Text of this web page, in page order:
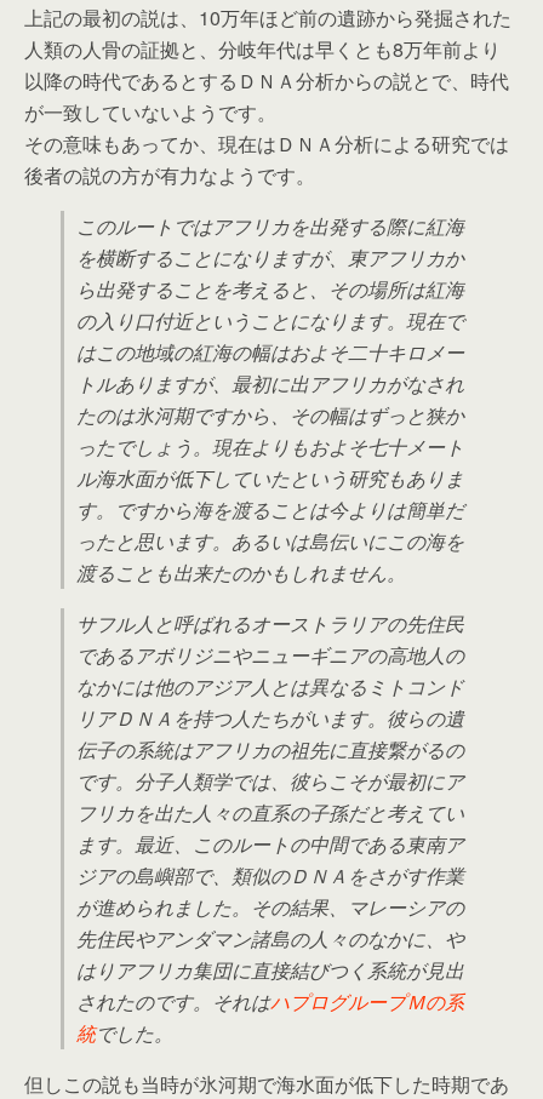
上記の最初の説は、10万年ほど前の遺跡から発掘された
人類の人骨の証拠と、分岐年代は早くとも8万年前より
以降の時代であるとするＤＮＡ分析からの説とで、時代
が一致していないようです。
その意味もあってか、現在はＤＮＡ分析による研究では
後者の説の方が有力なようです。
このルートではアフリカを出発する際に紅海
を横断することになりますが、東アフリカか
ら出発することを考えると、その場所は紅海
の入り口付近ということになります。現在で
はこの地域の紅海の幅はおよそ二十キロメー
トルありますが、最初に出アフリカがなされ
たのは氷河期ですから、その幅はずっと狭か
ったでしょう。現在よりもおよそ七十メート
ル海水面が低下していたという研究もありま
す。ですから海を渡ることは今よりは簡単だ
ったと思います。あるいは島伝いにこの海を
渡ることも出来たのかもしれません。
サフル人と呼ばれるオーストラリアの先住民
であるアボリジニやニューギニアの高地人の
なかには他のアジア人とは異なるミトコンド
リアＤＮＡを持つ人たちがいます。彼らの遺
伝子の系統はアフリカの祖先に直接繋がるの
です。分子人類学では、彼らこそが最初にア
フリカを出た人々の直系の子孫だと考えてい
ます。最近、このルートの中間である東南ア
ジアの島嶼部で、類似のＤＮＡをさがす作業
が進められました。その結果、マレーシアの
先住民やアンダマン諸島の人々のなかに、や
はりアフリカ集団に直接結びつく系統が見出
されたのです。それはハプログループＭの系
統でした。
但しこの説も当時が氷河期で海水面が低下した時期であ